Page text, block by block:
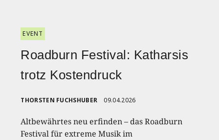
EVENT
Roadburn Festival: Katharsis
trotz Kostendruck
THORSTEN FUCHSHUBER 09.04.2026
Altbewährtes neu erfinden – das Roadburn
Festival für extreme Musik im